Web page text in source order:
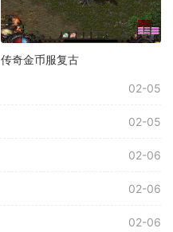
传奇金币服复古
02-05
02-05
02-06
02-06
02-06